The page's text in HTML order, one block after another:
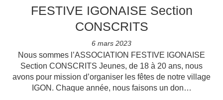
FESTIVE IGONAISE Section
CONSCRITS
6 mars 2023
Nous sommes l’ASSOCIATION FESTIVE IGONAISE
Section CONSCRITS Jeunes, de 18 à 20 ans, nous
avons pour mission d’organiser les fêtes de notre village
IGON. Chaque année, nous faisons un don…